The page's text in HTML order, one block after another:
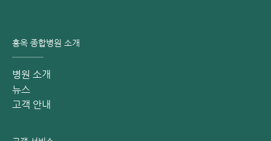
병원 소개
뉴스